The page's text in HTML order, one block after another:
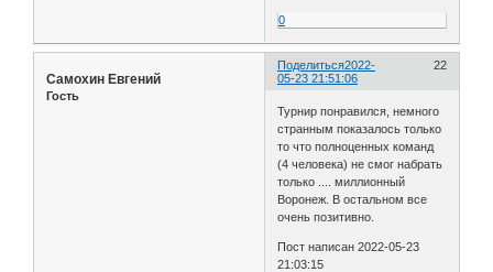
0
Поделиться 22
2022-
05-23 21:51:06
Самохин Евгений
Гость
Турнир понравился, немного
странным показалось только
то что полноценных команд
(4 человека) не смог набрать
только .... миллионный
Воронеж. В остальном все
очень позитивно.
Пост написан 2022-05-23
21:03:15